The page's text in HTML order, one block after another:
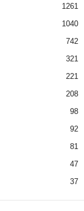
1261
1040
742
321
221
208
98
92
81
47
37